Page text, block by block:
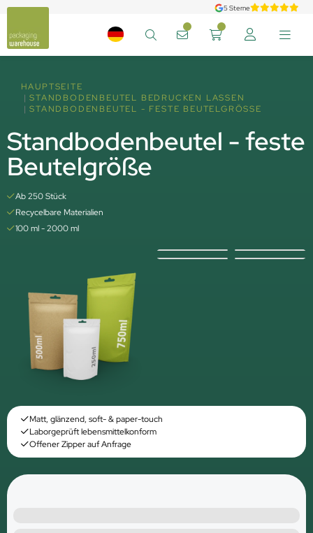
5 Sterne
HAUPTSEITE
STANDBODENBEUTEL BEDRUCKEN LASSEN
STANDBODENBEUTEL - FESTE BEUTELGRÖSSE
Standbodenbeutel - feste
Beutelgröße
Ab 250 Stück
Recycelbare Materialien
100 ml - 2000 ml
Matt, glänzend, soft- & paper-touch
Laborgeprüft lebensmittelkonform
Offener Zipper auf Anfrage